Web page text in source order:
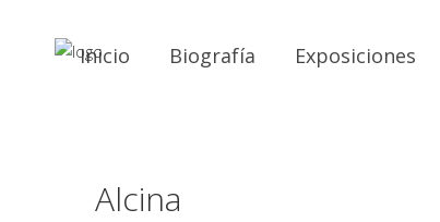
Inicio Biografía Exposiciones
Alcina